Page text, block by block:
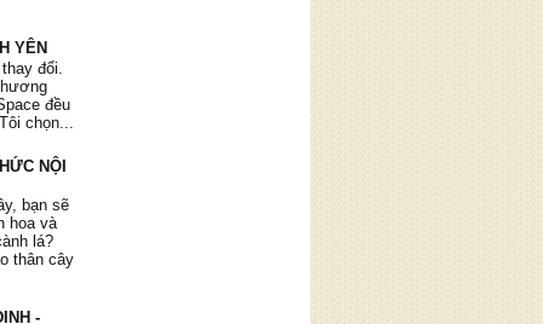
đối với
YÊN
đổi.
đều
chọn...
NỘI
bạn sẽ
hoa và
lá?
thân cây
-